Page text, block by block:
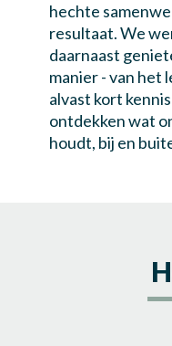
hechte
resultaat. We
daarnaast
manier - van het
alvast kort
ontdekken wat
houdt, bij en